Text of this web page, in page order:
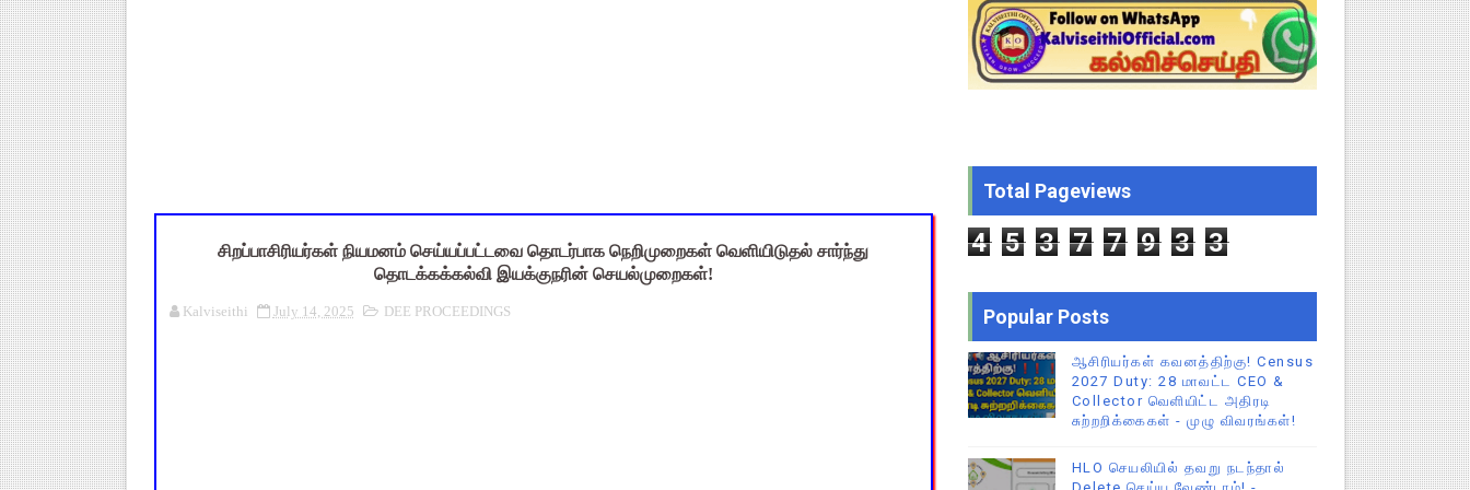
நாமக்கல் மாவட்டம்: மக்கள் தொகை கணக்கெடுப்பு 2027 - ஆசிரியர்களுக்கு முக்கிய வழிகாட்டுதல்! CEO சுற்றறிக்கை வெளியீடு
TN Budget 2026-2027 Highlights: மாணவர்களுக்கு இலவச லேப்டாப், சைக்கிள் & AI பயிற்சி - கல்வி, வேலைவாய்ப்பு, மகளிர் நலன் & புதிய திட்டங்களின் முழு
TN SSLC Supplementary Result 2026: 10-ஆம் வகுப்பு துணைத் தேர்வு முடிவுகள் வெளியீடு! தற்காலிக மதிப்பெண் சான்றிதழ் பதிவிறக்கம் செய்வது எப்படி? DGE முக்கிய
Census 2026: HLO செயலியைப் பயன்படுத்தும் கணக்கெடுப்பாளர்கள், மேற்பார்வையாளர்கள் அறிய வேண்டிய முக்கிய விதிகள்!
சிறப்பாசிரியர்கள் நியமனம் செய்யப்பட்டவை தொடர்பாக நெறிமுறைகள் வெளியிடுதல் சார்ந்து
தொடக்கக்கல்வி இயக்குநரின் செயல்முறைகள்!
Kalviseithi July 14, 2025 DEE PROCEEDINGS
Total Pageviews
4 5 3 7 7 9 3 3
Popular Posts
ஆசிரியர்கள் கவனத்திற்கு! Census
2027 Duty: 28 மாவட்ட CEO &
Collector வெளியிட்ட அதிரடி
சுற்றறிக்கைகள் - முழு விவரங்கள்!
HLO செயலியில் தவறு நடந்தால்